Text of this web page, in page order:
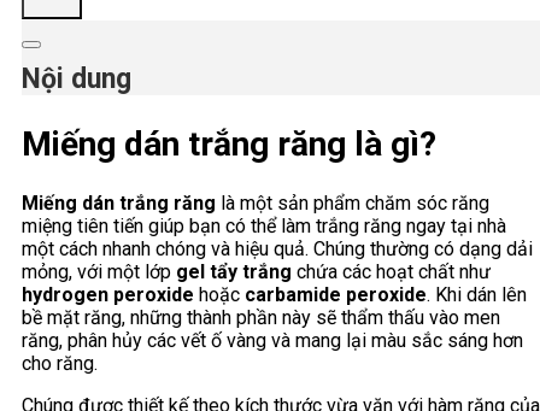
Nội dung
Miếng dán trắng răng là gì?
Miếng dán trắng răng là một sản phẩm chăm sóc răng
miệng tiên tiến giúp bạn có thể làm trắng răng ngay tại nhà
một cách nhanh chóng và hiệu quả. Chúng thường có dạng dải
mỏng, với một lớp gel tẩy trắng chứa các hoạt chất như
hydrogen peroxide hoặc carbamide peroxide. Khi dán lên
bề mặt răng, những thành phần này sẽ thẩm thấu vào men
răng, phân hủy các vết ố vàng và mang lại màu sắc sáng hơn
cho răng.
Chúng được thiết kế theo kích thước vừa vặn với hàm răng của